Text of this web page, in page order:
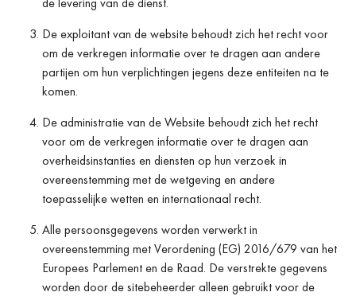
De exploitant van de website behoudt zich het recht voor
om de verkregen informatie over te dragen aan andere
partijen om hun verplichtingen jegens deze entiteiten na te
komen.
De administratie van de Website behoudt zich het recht
voor om de verkregen informatie over te dragen aan
overheidsinstanties en diensten op hun verzoek in
overeenstemming met de wetgeving en andere
toepasselijke wetten en internationaal recht.
Alle persoonsgegevens worden verwerkt in
overeenstemming met Verordening (EG) 2016/679 van het
Europees Parlement en de Raad. De verstrekte gegevens
worden door de sitebeheerder alleen gebruikt voor de